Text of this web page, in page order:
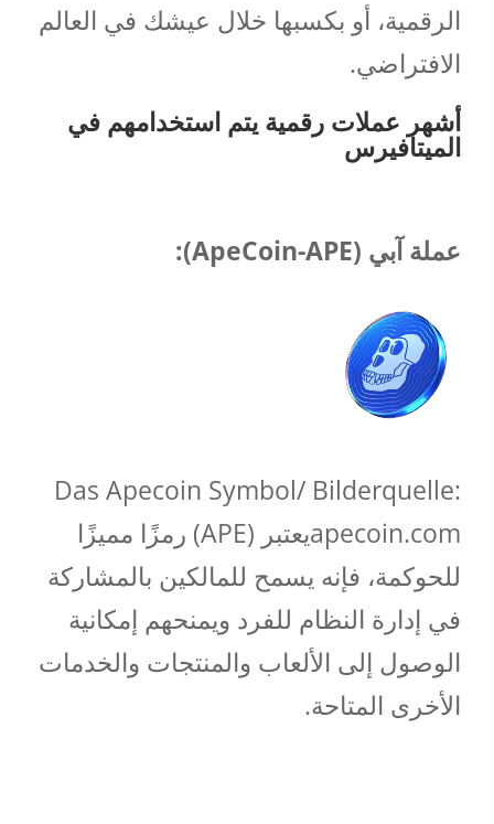
الرقمية، أو بكسبها خلال عيشك في العالم
الافتراضي.
أشهر عملات رقمية يتم استخدامهم في
الميتافيرس
عملة آبي (ApeCoin-APE):
Das Apecoin Symbol/ Bilderquelle:
apecoin.comيعتبر (APE) رمزًا مميزًا
للحوكمة، فإنه يسمح للمالكين بالمشاركة
في إدارة النظام للفرد ويمنحهم إمكانية
الوصول إلى الألعاب والمنتجات والخدمات
الأخرى المتاحة.